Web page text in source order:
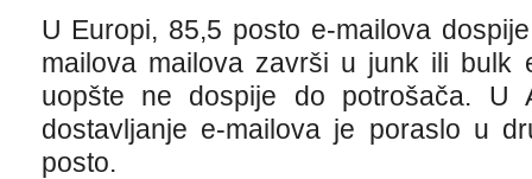
U Europi, 85,5 posto e-mailova
mailova mailova završi u junk ili bulk
uopšte ne dospije do potrošača. U
dostavljanje e-mailova je poraslo u
posto.